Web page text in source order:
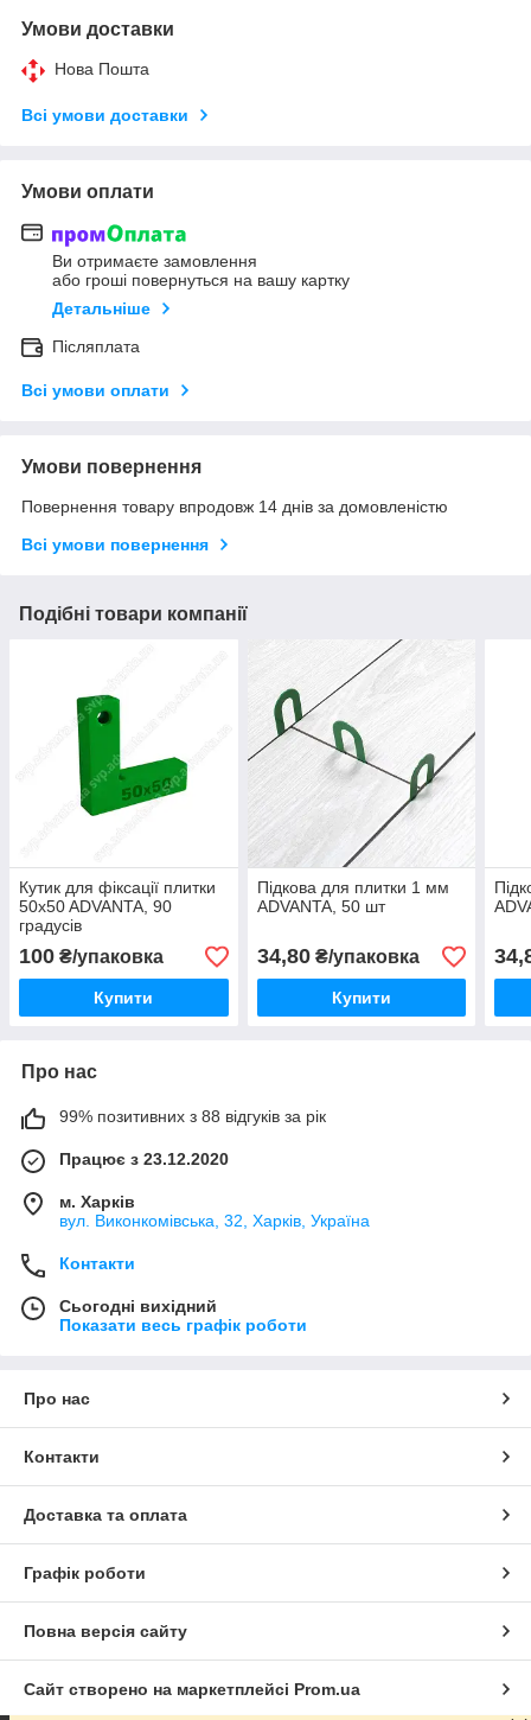
Умови доставки
Нова Пошта
Всі умови доставки
Умови оплати
Ви отримаєте замовлення
або гроші повернуться на вашу картку
Детальніше
Післяплата
Всі умови оплати
Умови повернення
Повернення товару впродовж 14 днів за домовленістю
Всі умови повернення
Подібні товари компанії
Кутик для фіксації плитки
50x50 ADVANTA, 90
градусів
100 ₴/упаковка
Купити
Підкова для плитки 1 мм
ADVANTA, 50 шт
34,80₴/упаковка
Купити
Про нас
99% позитивних з 88 відгуків за рік
Працює з 23.12.2020
м. Харків
вул. Виконкомівська, 32, Харків, Україна
Контакти
Сьогодні вихідний
Показати весь графік роботи
Про нас
Контакти
Доставка та оплата
Графік роботи
Повна версія сайту
Сайт створено на маркетплейсі Prom.ua